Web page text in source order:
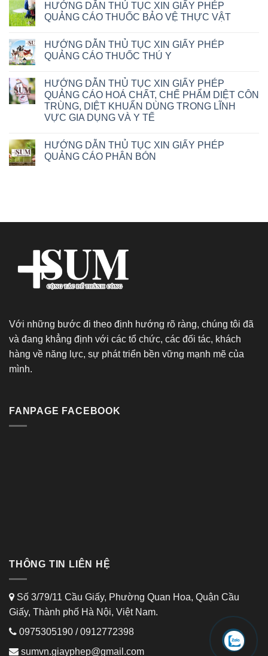
HƯỚNG DẪN THỦ TỤC XIN GIẤY PHÉP
QUẢNG CÁO THUỐC BẢO VỆ THỰC VẬT
HƯỚNG DẪN THỦ TỤC XIN GIẤY PHÉP
QUẢNG CÁO THUỐC THÚ Y
HƯỚNG DẪN THỦ TỤC XIN GIẤY PHÉP
QUẢNG CÁO HOÁ CHẤT, CHẾ PHẨM DIỆT CÔN
TRÙNG, DIỆT KHUẨN DÙNG TRONG LĨNH
VỰC GIA DỤNG VÀ Y TẾ
HƯỚNG DẪN THỦ TỤC XIN GIẤY PHÉP
QUẢNG CÁO PHÂN BÓN
Với những bước đi theo định hướng rõ ràng, chúng tôi đã
và đang khẳng định với các tổ chức, các đối tác, khách
hàng về năng lực, sự phát triển bền vững mạnh mẽ của
mình.
FANPAGE FACEBOOK
THÔNG TIN LIÊN HỆ
Số 3/79/11 Cầu Giấy, Phường Quan Hoa, Quận Cầu
Giấy, Thành phố Hà Nội, Việt Nam.
0975305190 /0912772398
sumvn.giayphep@gmail.com